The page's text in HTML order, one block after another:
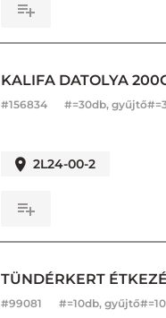
KALIFA DATOLYA
#156834 #=30db,
2L24-00-2
TÜNDÉRKERT
#99081 #=10db,